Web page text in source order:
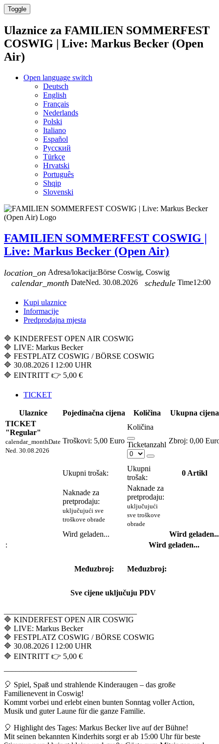
Toggle
Ulaznice za FAMILIEN SOMMERFEST
COSWIG | Live: Markus Becker (Open
Air)
Open language switch
Deutsch
English
Français
Nederlands
Polski
Italiano
Español
Русский
Türkçe
Hrvatski
Português
Shqip
Slovenski
FAMILIEN SOMMERFEST COSWIG |
Live: Markus Becker (Open Air)
location_on Adresa/lokacija:Börse Coswig, Coswig
calendar_month DateNed. 30.08.2026 schedule Time12:00
Kupi ulaznice
Informacije
Predprodajna mjesta
🔷 KINDERFEST OPEN AIR COSWIG
🔷 LIVE: Markus Becker
🔷 FESTPLATZ COSWIG / BÖRSE COSWIG
🔷 30.08.2026 I 12:00 UHR
🔷 EINTRITT 👉 5,00 €
TICKET
Ulaznice Pojedinačna cijena Količina
Ukupna cijena
TICKET
"Regular"
calendar_monthDate
Ned. 30.08.2026
Troškovi: 5,00 Euro
Količina
Ticketanzahl 0,00
Ukupni trošak:
Ukupni
trošak:
0 Artikl
Naknade za
pretprodaju:
uključujući sve
troškove obrade
Naknade za
pretprodaju:
uključujući
sve troškove
obrade
Wird geladen...
Wird
:
Wird geladen...
Međuzbroj: Međuzbroj:
Sve cijene uključuju PDV
🔷 KINDERFEST OPEN AIR COSWIG
🔷 LIVE: Markus Becker
🔷 FESTPLATZ COSWIG / BÖRSE COSWIG
🔷 30.08.2026 I 12:00 UHR
🔷 EINTRITT 👉 5,00 €
🎈 Spiel, Spaß und strahlende Kinderaugen – das große
Familienevent in Coswig!
Kommt vorbei und erlebt einen bunten Sonntag voller Action,
Musik und guter Laune für die ganze Familie.
🎈 Highlight des Tages: Markus Becker live auf der Bühne!
Mit seinen bekannten Kinderhits sorgt er ab 15:00 Uhr für beste